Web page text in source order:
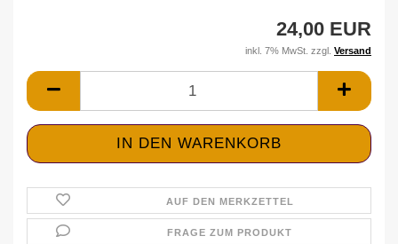
24,00 EUR
inkl. 7% MwSt. zzgl. Versand
AUF DEN MERKZETTEL
FRAGE ZUM PRODUKT